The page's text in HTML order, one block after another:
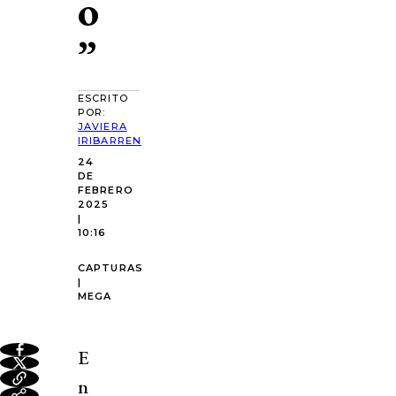
”
ESCRITO
POR:
JAVIERA
IRIBARREN
24
DE
FEBRERO
2025
|
10:16
CAPTURAS
|
MEGA
E
n